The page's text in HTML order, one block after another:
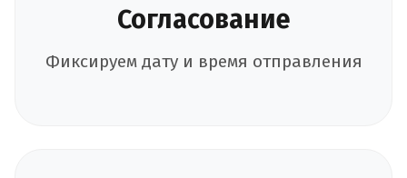
Согласование
Фиксируем дату и время отправления